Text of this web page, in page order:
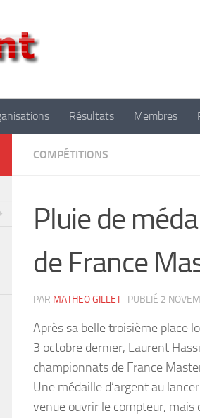
Résultats Membres
COMPÉTITIONS
Pluie de
de France
PAR MATHEO GILLET · PUBLIÉ 2
Après sa belle troisième place
3 octobre dernier, Laurent
championnats de France
Une médaille d’argent au
venue ouvrir le compteur, mais